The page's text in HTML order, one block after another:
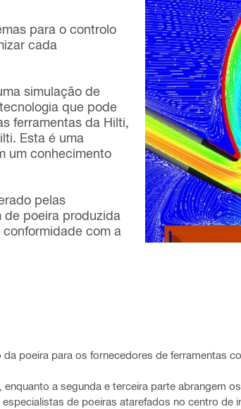
para o controlo
cada
simulação de
que pode
ferramentas da Hilti,
Esta é uma
um conhecimento
pelas
de poeira produzida
com a
poeira para os fornecedores de ferramentas
a segunda e terceira parte abrangem
de poeiras atarefados no centro de